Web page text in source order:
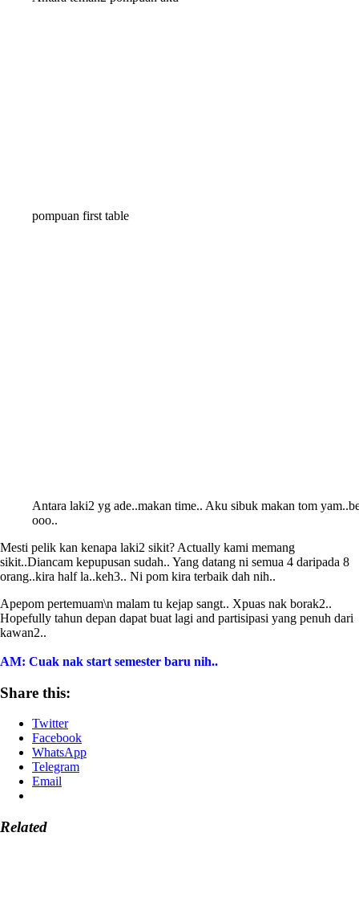
pompuan first table
Antara laki2 yg ade..makan time.. Aku sibuk makan tom
ooo..
Mesti pelik kan kenapa laki2 sikit? Actually kami memang
sikit..Diancam kepupusan sudah.. Yang datang ni semua 4 daripada 8
orang..kira half la..keh3.. Ni pom kira terbaik dah nih..
Apepom pertemuam\n malam tu kejap sangt.. Xpuas nak borak2..
Hopefully tahun depan dapat buat lagi and partisipasi yang penuh dari
kawan2..
AM: Cuak nak start semester baru nih..
Share this:
Twitter
Facebook
WhatsApp
Telegram
Email
Related